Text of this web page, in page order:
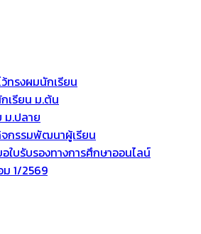
ว้ทรงผมนักเรียน
เรียน ม.ต้น
ม.ปลาย
จกรรมพัฒนาผู้เรียน
ใบรับรองทางการศึกษาออนไลน์
ม 1/2569